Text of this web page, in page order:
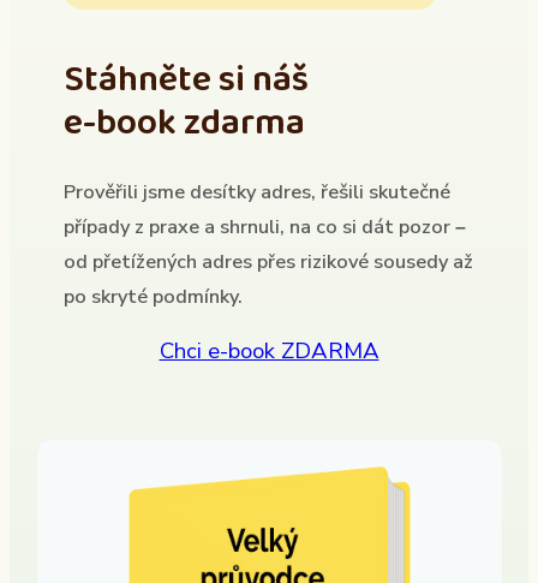
Stáhněte si náš
e-book zdarma
Prověřili jsme desítky adres, řešili skutečné
případy z praxe a shrnuli, na co si dát pozor –
od přetížených adres přes rizikové sousedy až
po skryté podmínky.
Chci e-book ZDARMA